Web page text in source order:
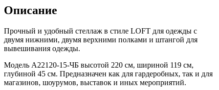
Описание
Прочный и удобный стеллаж в стиле LOFT для одежды с
двумя нижними, двумя верхними полками и штангой для
вывешивания одежды.
Модель A22120-15-ЧБ высотой 220 см, шириной 119 см,
глубиной 45 см. Предназначен как для гардеробных, так и для
магазинов, шоурумов, выставок и иных мероприятий.